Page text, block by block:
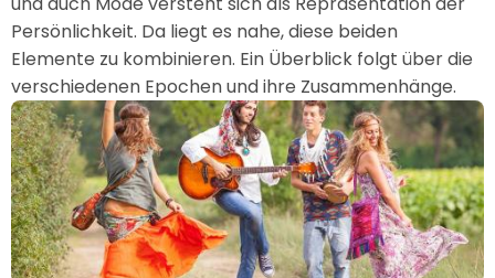
Persönlichkeit. Da liegt es nahe, diese beiden
Elemente zu kombinieren. Ein Überblick folgt über die
verschiedenen Epochen und ihre Zusammenhänge.